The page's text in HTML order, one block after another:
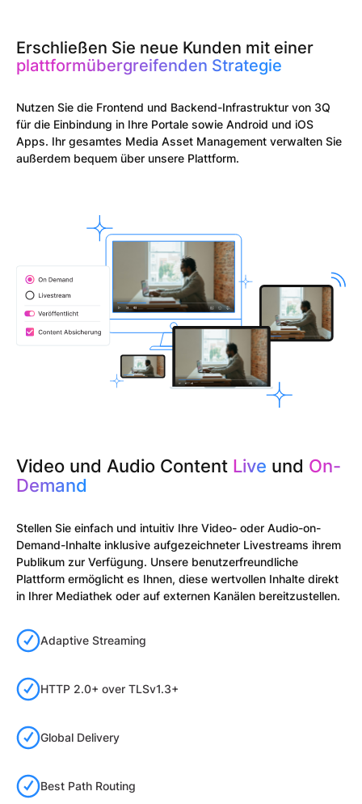
Erschließen Sie neue Kunden mit einer
plattformübergreifenden Strategie
Nutzen Sie die Frontend und Backend-Infrastruktur von 3Q
für die Einbindung in Ihre Portale sowie Android und iOS
Apps. Ihr gesamtes Media Asset Management verwalten Sie
außerdem bequem über unsere Plattform.
Video und Audio Content Live und On-
Demand
Stellen Sie einfach und intuitiv Ihre Video- oder Audio-on-
Demand-Inhalte inklusive aufgezeichneter Livestreams ihrem
Publikum zur Verfügung. Unsere benutzerfreundliche
Plattform ermöglicht es Ihnen, diese wertvollen Inhalte direkt
in Ihrer Mediathek oder auf externen Kanälen bereitzustellen.
Adaptive Streaming
HTTP 2.0+ over TLSv1.3+
Global Delivery
Best Path Routing